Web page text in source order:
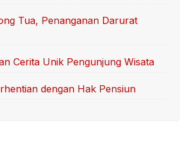
Tua, Penanganan Darurat
Cerita Unik Pengunjung Wisata
dengan Hak Pensiun